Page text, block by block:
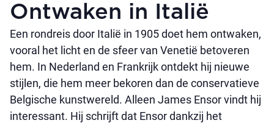
Ontwaken in Italië
Een rondreis door Italië in 1905 doet hem ontwaken,
vooral het licht en de sfeer van Venetië betoveren
hem. In Nederland en Frankrijk ontdekt hij nieuwe
stijlen, die hem meer bekoren dan de conservatieve
Belgische kunstwereld. Alleen James Ensor vindt hij
interessant. Hij schrijft dat Ensor dankzij het